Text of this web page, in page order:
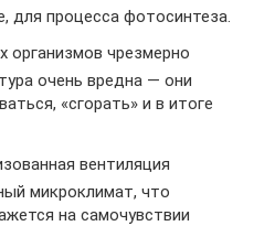
для процесса фотосинтеза.
организмов чрезмерно
очень вредна — они
«сгорать» и в итоге
вентиляция
микроклимат, что
на самочувствии